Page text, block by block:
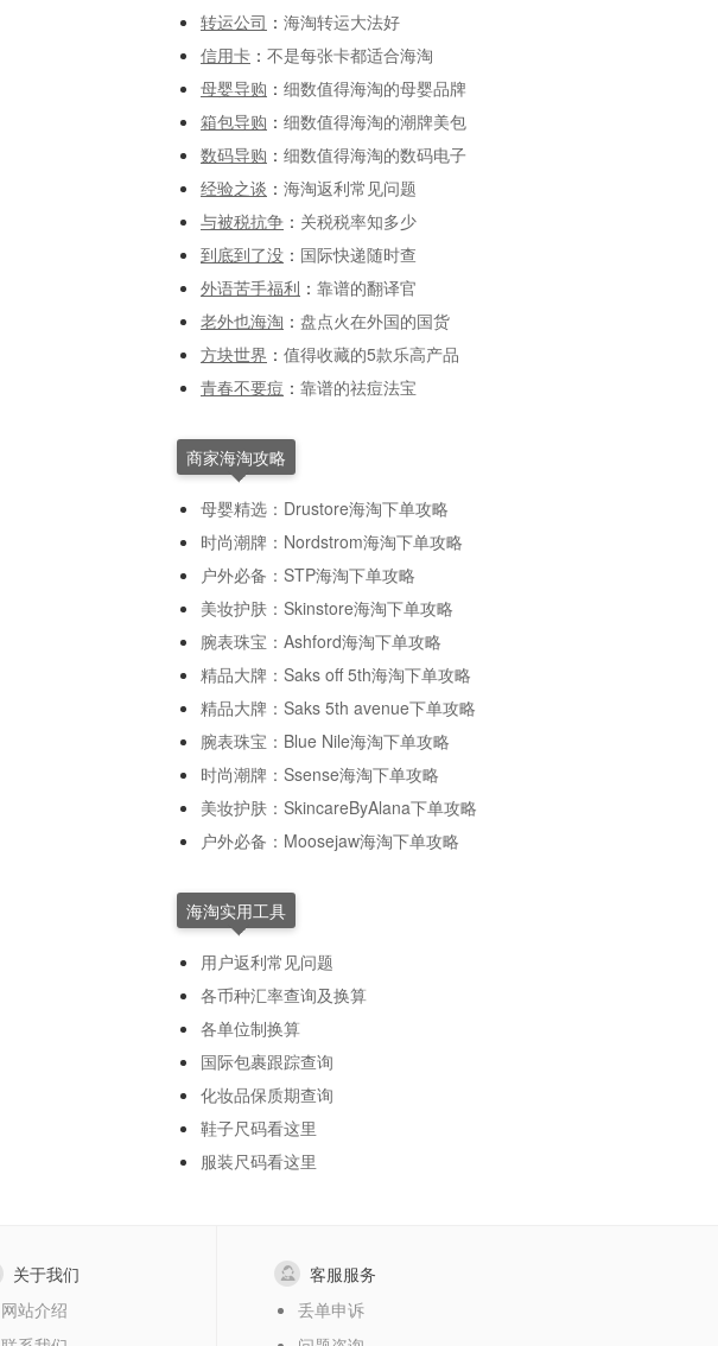
转运公司 ： 海淘转运大法好
信用卡 ： 不是每张卡都适合海淘
母婴导购 ： 细数值得海淘的母婴品牌
箱包导购 ： 细数值得海淘的潮牌美包
数码导购 ： 细数值得海淘的数码电子
经验之谈 ： 海淘返利常见问题
与被税抗争 ： 关税税率知多少
到底到了没 ： 国际快递随时查
外语苦手福利 ： 靠谱的翻译官
老外也海淘 ： 盘点火在外国的国货
方块世界 ： 值得收藏的5款乐高产品
青春不要痘 ： 靠谱的祛痘法宝
商家海淘攻略
母婴精选：Drustore海淘下单攻略
时尚潮牌：Nordstrom海淘下单攻略
户外必备：STP海淘下单攻略
美妆护肤：Skinstore海淘下单攻略
腕表珠宝：Ashford海淘下单攻略
精品大牌：Saks off 5th海淘下单攻略
精品大牌：Saks 5th avenue下单攻略
腕表珠宝：Blue Nile海淘下单攻略
时尚潮牌：Ssense海淘下单攻略
美妆护肤：SkincareByAlana下单攻略
户外必备：Moosejaw海淘下单攻略
海淘实用工具
用户返利常见问题
各币种汇率查询及换算
各单位制换算
国际包裹跟踪查询
化妆品保质期查询
鞋子尺码看这里
服装尺码看这里
关于我们
网站介绍
客服服务
丢单申诉